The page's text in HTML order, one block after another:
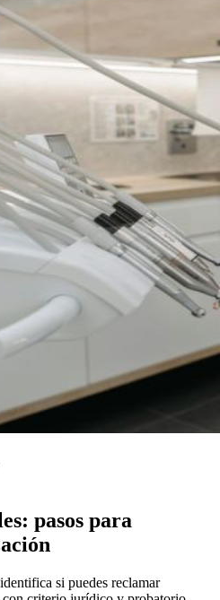
pasos para
si puedes reclamar